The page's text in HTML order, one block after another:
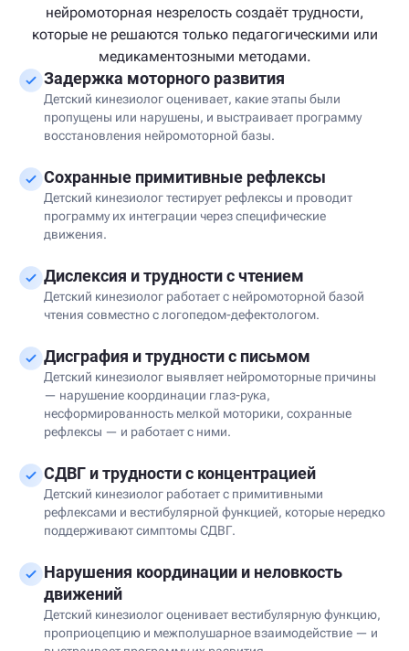
нейромоторная незрелость создаёт трудности,
которые не решаются только педагогическими или
медикаментозными методами.
Задержка моторного развития
Детский кинезиолог оценивает, какие этапы были
пропущены или нарушены, и выстраивает программу
восстановления нейромоторной базы.
Сохранные примитивные рефлексы
Детский кинезиолог тестирует рефлексы и проводит
программу их интеграции через специфические
движения.
Дислексия и трудности с чтением
Детский кинезиолог работает с нейромоторной базой
чтения совместно с логопедом-дефектологом.
Дисграфия и трудности с письмом
Детский кинезиолог выявляет нейромоторные причины
— нарушение координации глаз-рука,
несформированность мелкой моторики, сохранные
рефлексы — и работает с ними.
СДВГ и трудности с концентрацией
Детский кинезиолог работает с примитивными
рефлексами и вестибулярной функцией, которые нередко
поддерживают симптомы СДВГ.
Нарушения координации и неловкость
движений
Детский кинезиолог оценивает вестибулярную функцию,
проприоцепцию и межполушарное взаимодействие — и